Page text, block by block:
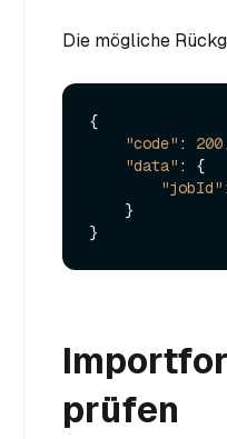
Die mögliche
{
"code" : 200,
"data" :
{
"jobId" :
}
}
prüfen